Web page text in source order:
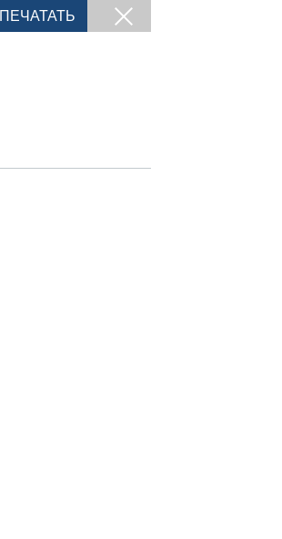
ПЕЧАТАТЬ